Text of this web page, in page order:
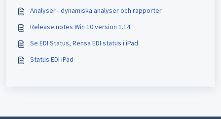
Analyser - dynamiska analyser och rapporter
Release notes Win 10 version 1.14
Se EDI Status, Rensa EDI status i iPad
Status EDI iPad